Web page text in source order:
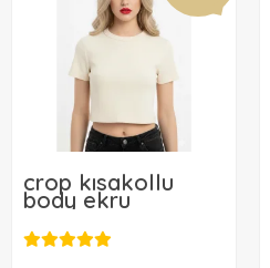
crop kısakollu
body ekru
6,00 USD